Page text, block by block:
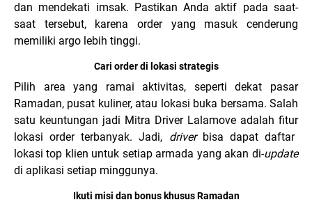
dan mendekati imsak. Pastikan Anda aktif pada saat-
saat tersebut, karena orderyang masuk cenderung
memiliki argo lebih tinggi.
Cari order di lokasi strategis
Pilih area yang ramai aktivitas, sepertidekat pasar
Ramadan, pusat kuliner, atau lokasi buka bersama. Salah
satu keuntungan jadi Mitra DriverLalamove adalah fitur
lokasi orderterbanyak. Jadi, driver bisa dapat daftar
lokasi top klien untuk setiap armada yang akan di-update
di aplikasi setiap minggunya.
Ikuti misi dan bonus khusus Ramadan